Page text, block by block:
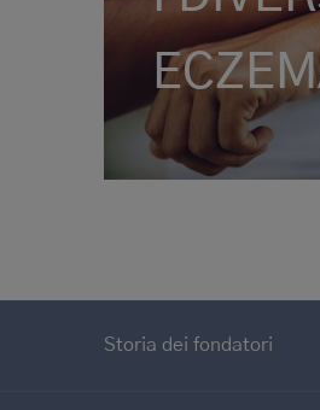
Storia dei fondatori